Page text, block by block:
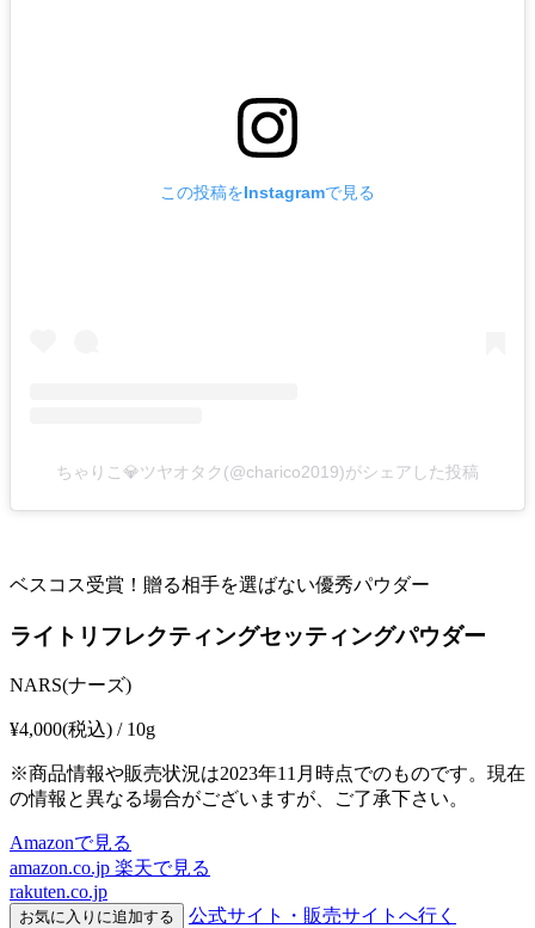
この投稿をInstagramで見る
ちゃりこ💎ツヤオタク(@charico2019)がシェアした投稿
ベスコス受賞！贈る相手を選ばない優秀パウダー
ライトリフレクティングセッティングパウダー
NARS(ナーズ)
¥4,000(税込) / 10g
※商品情報や販売状況は2023年11月時点でのものです。現在
の情報と異なる場合がございますが、ご了承下さい。
Amazonで見る
amazon.co.jp 楽天で見る
rakuten.co.jp
お気に入りに追加する
公式サイト・販売サイトへ行く